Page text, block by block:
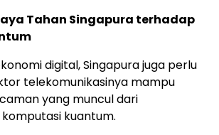
Tahan Singapura terhadap
digital, Singapura juga perlu
telekomunikasinya mampu
yang muncul dari
kuantum.